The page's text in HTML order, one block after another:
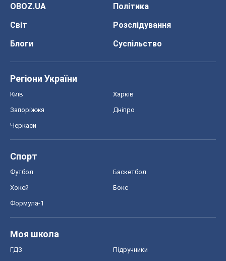
OBOZ.UA
Політика
Світ
Розслідування
Блоги
Суспільство
Регіони України
Київ Харків
Запоріжжя Дніпро
Черкаси
Спорт
Футбол Баскетбол
Хокей Бокс
Формула-1
Моя школа
ГДЗ Підручники